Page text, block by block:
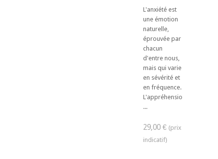
L'anxiété est
une émotion
naturelle,
éprouvée par
chacun
d'entre nous,
mais qui varie
en sévérité et
en fréquence.
L'appréhension
...
29,00 €